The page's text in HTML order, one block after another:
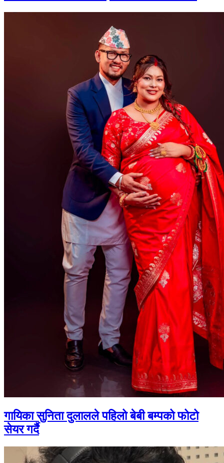
गायिका सुनिता दुलालले पहिलो बेबी बम्पको फोटो
सेयर गर्दै